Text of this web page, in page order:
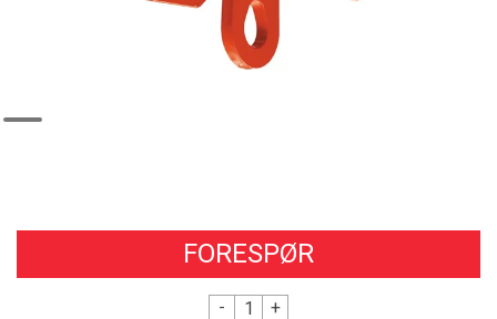
FORESPØR
- +